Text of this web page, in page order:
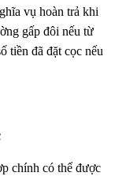
vụ hoàn trả khi
gấp đôi nếu từ
tiền đã đặt cọc nếu
chính có thể được